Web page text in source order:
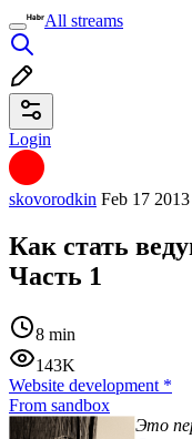
All streams
Login
skovorodkin Feb 17
Как стать
Часть 1
8 min
143K
Website development *
From sandbox
Это